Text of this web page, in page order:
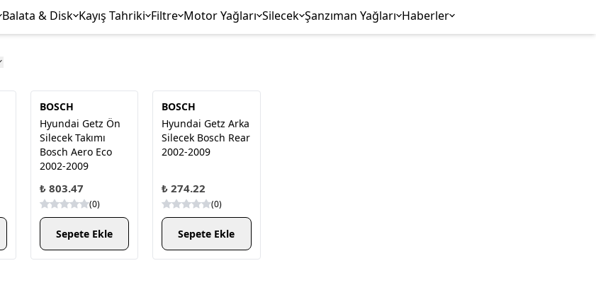
Balata & Disk Kayış Tahriki Filtre Motor Yağları Silecek Şanzıman Yağları Haberler
BOSCH
Hyundai Getz Ön
Silecek Takımı
Bosch Aero Eco
2002-2009
₺ 803.47
(0)
Sepete Ekle
BOSCH
Hyundai Getz Arka
Silecek Bosch Rear
2002-2009
₺ 274.22
(0)
Sepete Ekle